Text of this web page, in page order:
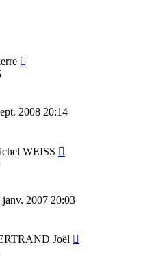
2008 20:14
WEISS
janv. 2007 20:03
Joël